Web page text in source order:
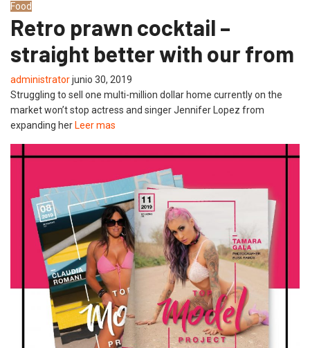
Food
Retro prawn cocktail –
straight better with our from
administratorjunio 30, 2019
Struggling to sell one multi-million dollar home currently on the
market won’t stop actress and singer Jennifer Lopez from
expanding her Leer mas